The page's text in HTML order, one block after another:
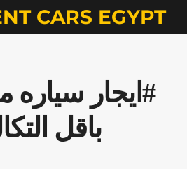
CARS EGYPT
#ايجار
باقل